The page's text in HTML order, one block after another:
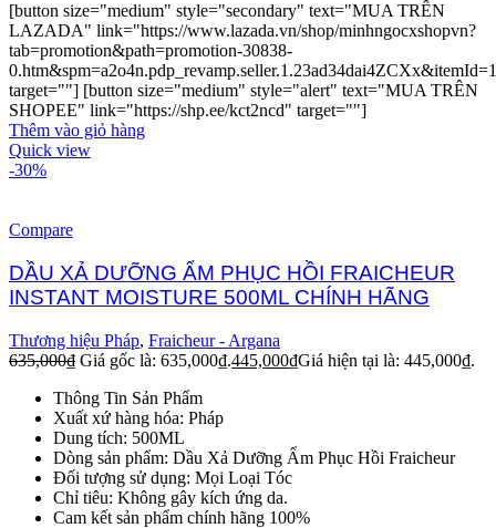
[button size="medium" style="secondary" text="MUA TRÊN
LAZADA" link="https://www.lazada.vn/shop/minhngocxshopvn?
tab=promotion&path=promotion-30838-
target=""] [button size="medium" style="alert" text="MUA TRÊN
SHOPEE" link="https://shp.ee/kct2ncd" target=""]
Thêm vào giỏ hàng
Quick view
-30%
Compare
DẦU XẢ DƯỠNG ẨM PHỤC HỒI FRAICHEUR
INSTANT MOISTURE 500ML CHÍNH HÃNG
Thương hiệu Pháp, Fraicheur - Argana
635,000₫ Giá gốc là: 635,000₫.445,000₫Giá hiện tại là: 445,000₫.
Thông Tin Sản Phẩm
Xuất xứ hàng hóa: Pháp
Dung tích: 500ML
Dòng sản phẩm: Dầu Xả Dưỡng Ẩm Phục Hồi Fraicheur
Đối tượng sử dụng: Mọi Loại Tóc
Chỉ tiêu: Không gây kích ứng da.
Cam kết sản phẩm chính hãng 100%